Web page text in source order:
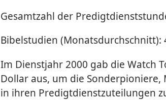
Gesamtzahl der
Bibelstudien (Monatsdurchschnitt):
Im Dienstjahr 2000 gab die Watch
Dollar aus, um die
in ihren Predigtdienstzuteilungen